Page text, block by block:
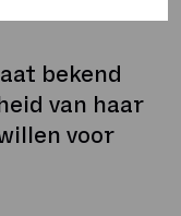
bekend
van haar
voor